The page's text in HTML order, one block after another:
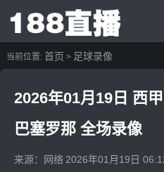
当前位置: 首页 > 足球录像
2026年01月19日 西
巴塞罗那 全场录像
来源：网络 2026年01月19日